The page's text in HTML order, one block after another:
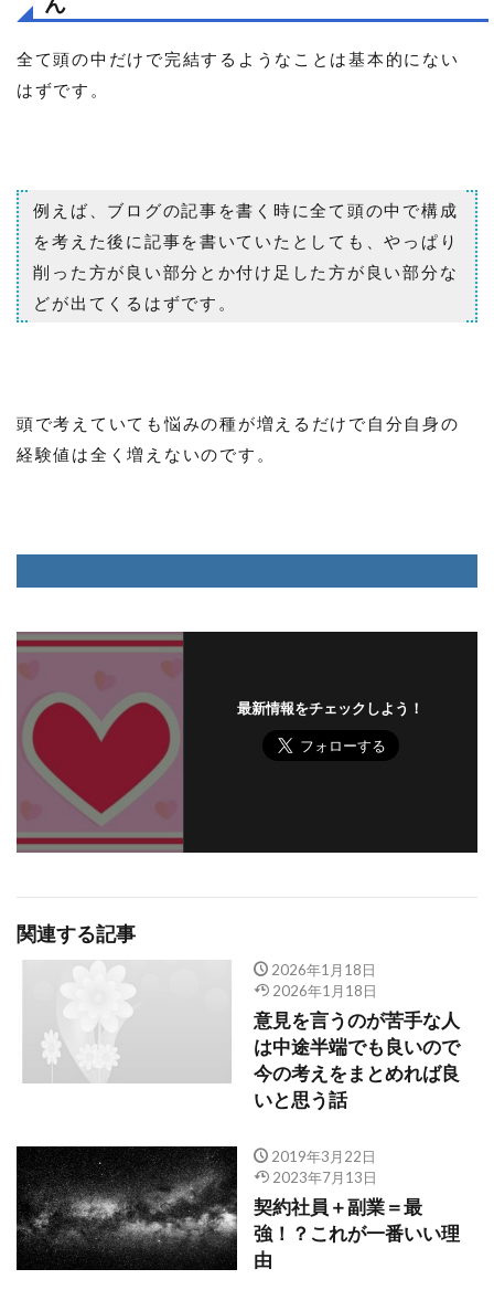
全て頭の中だけで完結するようなことは基本的にない
はずです。
例えば、ブログの記事を書く時に全て頭の中で構成
を考えた後に記事を書いていたとしても、やっぱり
削った方が良い部分とか付け足した方が良い部分な
どが出てくるはずです。
頭で考えていても悩みの種が増えるだけで自分自身の
経験値は全く増えないのです。
最新情報をチェックしよう！
関連する記事
2026年1月18日
2026年1月18日
意見を言うのが苦手な人
は中途半端でも良いので
今の考えをまとめれば良
いと思う話
2019年3月22日
2023年7月13日
契約社員＋副業＝最
強！？これが一番いい理
由